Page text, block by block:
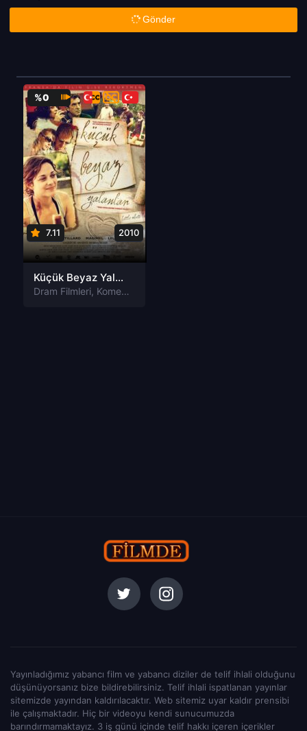
Gönder
%0
7.11 2010
Küçük Beyaz Yalanlar Little White Lies Tr Dublaj izle
Dram Filmleri, Komedi Filmleri
Yayınladığımız yabancı film ve yabancı diziler de telif ihlali olduğunu
düşünüyorsanız bize bildirebilirsiniz. Telif ihlali ispatlanan yayınlar
sitemizde yayından kaldırılacaktır. Web sitemiz uyar kaldır prensibi
ile çalışmaktadır. Hiç bir videoyu kendi sunucumuzda
barındırmamaktayız. 3 iş günü içinde telif hakkı içeren içerikler